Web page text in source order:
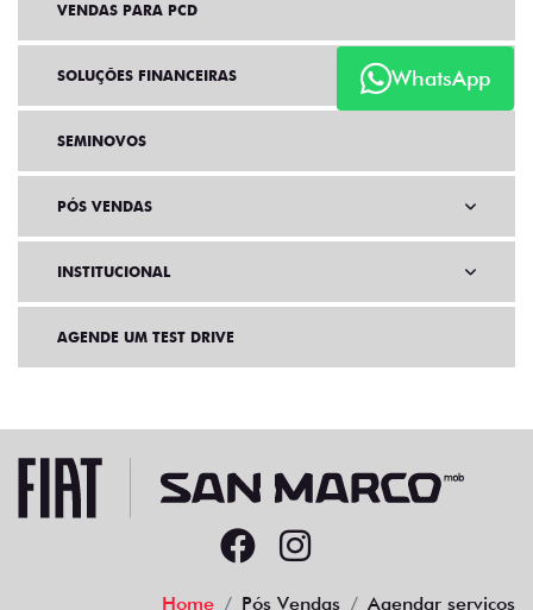
WhatsApp
VENDAS PARA PCD
SOLUÇÕES FINANCEIRAS
SEMINOVOS
PÓS VENDAS
INSTITUCIONAL
AGENDE UM TEST DRIVE
Home Pós Vendas Agendar serviços